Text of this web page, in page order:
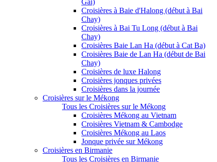
Gai)
Croisières à Baie d'Halong (début à Bai
Chay)
Croisières à Bai Tu Long (début à Bai
Chay)
Croisières Baie Lan Ha (début à Cat Ba)
Croisières Baie de Lan Ha (début de Bai
Chay)
Croisières de luxe Halong
Croisières jonques privées
Croisières dans la journée
Croisières sur le Mékong
Tous les Croisières sur le Mékong
Croisières Mékong au Vietnam
Croisières Vietnam & Cambodge
Croisières Mékong au Laos
Jonque privée sur Mékong
Croisières en Birmanie
Tous les Croisières en Birmanie